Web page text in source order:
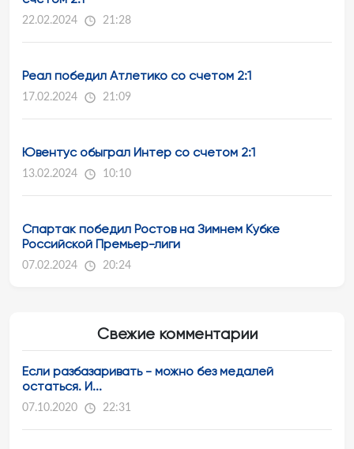
22.02.2024 21:28
Реал победил Атлетико со счетом 2:1
17.02.2024 21:09
Ювентус обыграл Интер со счетом 2:1
13.02.2024 10:10
Спартак победил Ростов на Зимнем Кубке
Российской Премьер-лиги
07.02.2024 20:24
Свежие комментарии
Если разбазаривать - можно без медалей
остаться. И...
07.10.2020 22:31